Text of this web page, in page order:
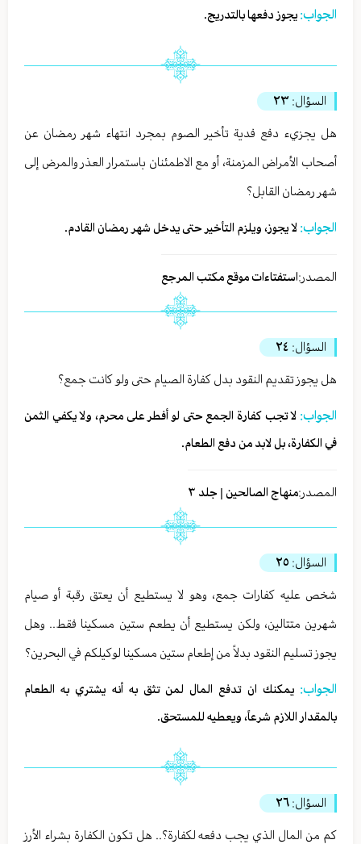
الجواب: يجوز دفعها بالتدريج.
السؤال: ٢٣
هل يجزيء دفع فدية تأخير الصوم بمجرد انتهاء شهر رمضان عن
أصحاب الأمراض المزمنة، أو مع الاطمئنان باستمرار العذر والمرض إلى
شهر رمضان القابل؟
الجواب: لا يجوز، ويلزم التأخير حتى يدخل شهر رمضان القادم.
المصدر:استفتاءات موقع مكتب المرجع
السؤال: ٢٤
هل يجوز تقديم النقود بدل كفارة الصيام حتى ولو كانت جمع؟
الجواب: لا تجب كفارة الجمع حتى لو أفطر على محرم، ولا يكفي الثمن
في الكفارة، بل لابد من دفع الطعام.
المصدر:منهاج الصالحين | جلد ٣
السؤال: ٢٥
شخص عليه كفارات جمع، وهو لا يستطيع أن يعتق رقبة أو صيام
شهرين متتالين، ولكن يستطيع أن يطعم ستين مسكينا فقط.. وهل
يجوز تسليم النقود بدلاً من إطعام ستين مسكينا لوكيلكم في البحرين؟
الجواب:يمكنك ان تدفع المال لمن تثق به أنه يشتري به الطعام
بالمقدار اللازم شرعاً، ويعطيه للمستحق.
السؤال: ٢٦
كم من المال الذي يجب دفعه لكفارة؟.. هل تكون الكفارة بشراء الأرز